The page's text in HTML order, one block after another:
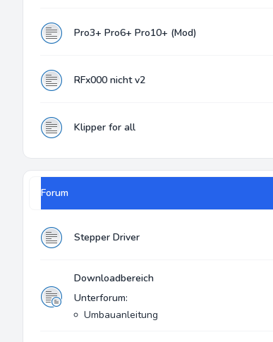
Pro3+ Pro6+ Pro10+ (Mod)
RFx000 nicht v2
Klipper for all
Forum
Stepper Driver
Downloadbereich
Unterforum:
Umbauanleitung